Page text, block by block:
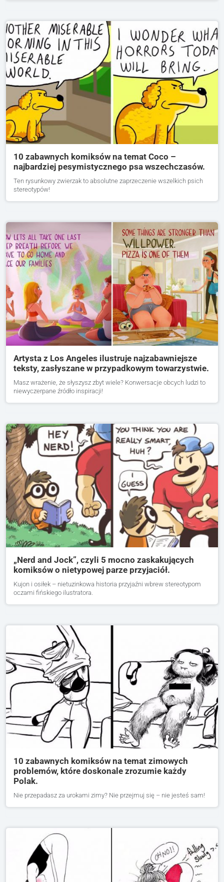
10 zabawnych komiksów na temat Coco –
najbardziej pesymistycznego psa wszechczasów.
Ten rysunkowy zwierzak to absolutne zaprzeczenie wszelkich psich
stereotypów!
Artysta z Los Angeles ilustruje najzabawniejsze
teksty, zasłyszane w przypadkowym towarzystwie.
Masz wrażenie, że słyszysz zbyt wiele? Konwersacje obcych ludzi to
niewyczerpane źródło inspiracji!
„Nerd and Jock”, czyli 5 mocno zaskakujących
komiksów o nietypowej parze przyjaciół.
Kujon i osiłek – nietuzinkowa historia przyjaźni wbrew stereotypom
oczami fińskiego ilustratora.
10 zabawnych komiksów na temat zimowych
problemów, które doskonale zrozumie każdy
Polak.
Nie przepadasz za urokami zimy? Nie przejmuj się – nie jesteś sam!